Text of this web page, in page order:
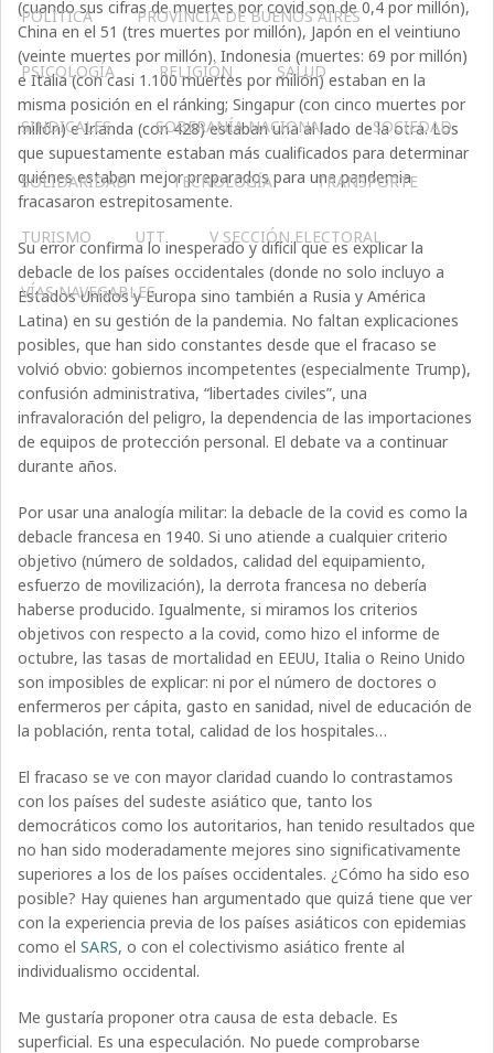
POLÍTICA PROVINCIA DE BUENOS AIRES
PSICOLOGÍA RELIGIÓN SALUD
SINDICALES SOBERANÍA NACIONAL SOCIEDAD
SOLIDARIDAD TECNOLOGÍA TRANSPORTE
TURISMO UTT V SECCIÓN ELECTORAL
VÍAS NAVEGABLES
(cuando sus cifras de muertes por covid son de 0,4 por millón),
China en el 51 (tres muertes por millón), Japón en el veintiuno
(veinte muertes por millón). Indonesia (muertes: 69 por millón)
e Italia (con casi 1.100 muertes por millón) estaban en la
misma posición en el ránking; Singapur (con cinco muertes por
millón) e Irlanda (con 428) estaban una al lado de la otra. Los
que supuestamente estaban más cualificados para determinar
quiénes estaban mejor preparados para una pandemia
fracasaron estrepitosamente.
Su error confirma lo inesperado y difícil que es explicar la
debacle de los países occidentales (donde no solo incluyo a
Estados Unidos y Europa sino también a Rusia y América
Latina) en su gestión de la pandemia. No faltan explicaciones
posibles, que han sido constantes desde que el fracaso se
volvió obvio: gobiernos incompetentes (especialmente Trump),
confusión administrativa, “libertades civiles”, una
infravaloración del peligro, la dependencia de las importaciones
de equipos de protección personal. El debate va a continuar
durante años.
Por usar una analogía militar: la debacle de la covid es como la
debacle francesa en 1940. Si uno atiende a cualquier criterio
objetivo (número de soldados, calidad del equipamiento,
esfuerzo de movilización), la derrota francesa no debería
haberse producido. Igualmente, si miramos los criterios
objetivos con respecto a la covid, como hizo el informe de
octubre, las tasas de mortalidad en EEUU, Italia o Reino Unido
son imposibles de explicar: ni por el número de doctores o
enfermeros per cápita, gasto en sanidad, nivel de educación de
la población, renta total, calidad de los hospitales…
El fracaso se ve con mayor claridad cuando lo contrastamos
con los países del sudeste asiático que, tanto los
democráticos como los autoritarios, han tenido resultados que
no han sido moderadamente mejores sino significativamente
superiores a los de los países occidentales. ¿Cómo ha sido eso
posible? Hay quienes han argumentado que quizá tiene que ver
con la experiencia previa de los países asiáticos con epidemias
como elSARS, o con el colectivismo asiático frente al
individualismo occidental.
Me gustaría proponer otra causa de esta debacle. Es
superficial. Es una especulación. No puede comprobarse